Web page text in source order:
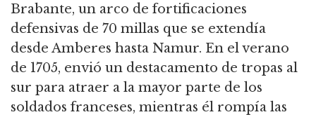
Brabante, un arco de fortificaciones
defensivas de 70 millas que se extendía
desde Amberes hasta Namur. En el verano
de 1705, envió un destacamento de tropas al
sur para atraer a la mayor parte de los
soldados franceses, mientras él rompía las